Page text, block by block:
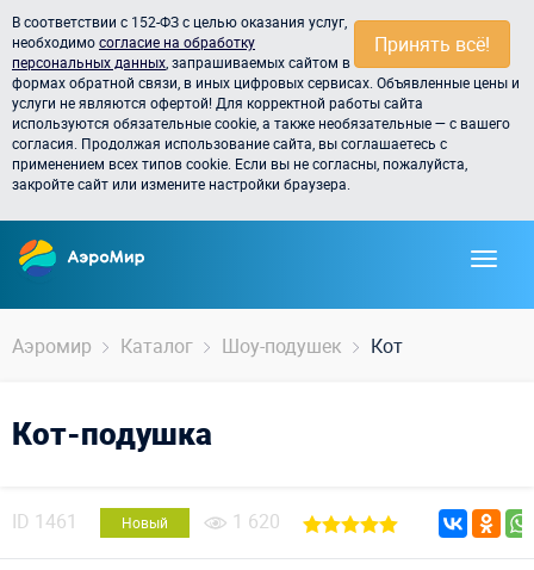
Принять всё!
В соответствии с 152-ФЗ с целью оказания услуг,
необходимосогласие на обработку
персональных данных , запрашиваемых сайтом в
формах обратной связи, в иных цифровых сервисах. Объявленные цены и
услуги не являются офертой! Для корректной работы сайта
используются обязательные cookie, а также необязательные — с вашего
согласия. Продолжая использование сайта, вы соглашаетесь с
применением всех типов cookie. Если вы не согласны, пожалуйста,
закройте сайт или измените настройки браузера.
Аэромир Каталог Шоу-подушек Кот
Кот-подушка
ID 1461 Новый 1 620